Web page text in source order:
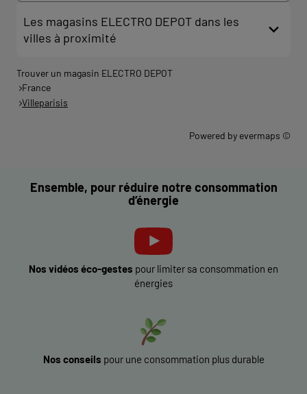
Les magasins ELECTRO DEPOT dans les
villes à proximité
Trouver un magasin ELECTRO DEPOT
France
Villeparisis
Powered by evermaps ©
Ensemble, pour réduire notre consommation
d’énergie
Nos vidéos éco-gestes pour limiter sa consommation en
énergies
Nos conseils pour une consommation plus durable